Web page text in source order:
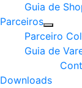
Guia de
Parceiros
Parceiro
Guia de
Downloads